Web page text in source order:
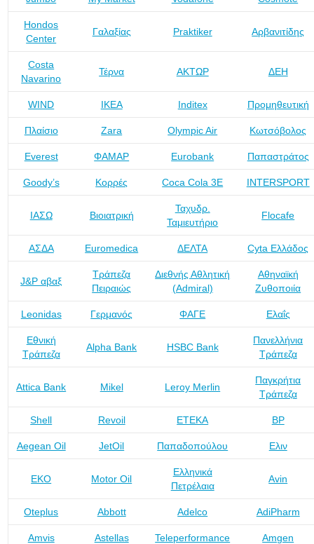
Hondos
Center
Γαλαξίας Praktiker Αρβανιτίδης
Costa
Navarino
Τέρνα ΑΚΤΩΡ ΔΕΗ
WIND IKEA Inditex Προμηθευτική
Πλαίσιο Zara Olympic Air Κωτσόβολος
Everest ΦΑΜΑΡ Eurobank Παπαστράτος
Goody’s Κορρές Coca Cola 3Ε INTERSPORT
ΙΑΣΩ Βιοιατρική
Ταχυδρ.
Ταμιευτήριο
Flocafe
ΑΣΔΑ Euromedica ΔΕΛΤΑ Cyta Ελλάδος
J&P αβαξ
Τράπεζα
Πειραιώς
Διεθνής Αθλητική
(Admiral)
Αθηναϊκή
Ζυθοποιία
Leonidas Γερμανός ΦΑΓΕ Ελαΐς
Εθνική
Τράπεζα
Alpha Bank HSBC Bank
Πανελλήνια
Τράπεζα
Attica Bank Mikel Leroy Merlin
Παγκρήτια
Τράπεζα
Shell Revoil ΕΤΕΚΑ BP
Aegean Oil JetOil Παπαδοπούλου Ελιν
ΕΚΟ Motor Oil
Ελληνικά
Πετρέλαια
Avin
Oteplus Abbott Adelco AdiPharm
Amvis Astellas Teleperformance Amgen